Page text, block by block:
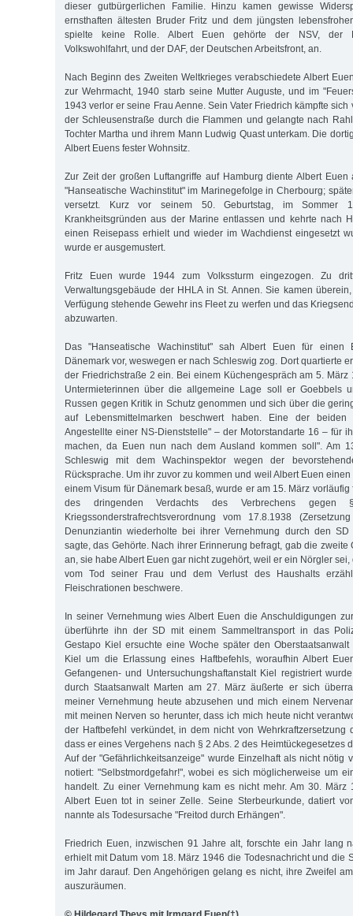
dieser gutbürgerlichen Familie. Hinzu kamen gewisse
ernsthaften ältesten Bruder Fritz und dem jüngsten
spielte keine Rolle. Albert Euen gehörte der NSV, der
Volkswohlfahrt, und der DAF, der Deutschen Arbeitsfront, an.
Nach Beginn des Zweiten Weltkrieges verabschiedete Albert
zur Wehrmacht, 1940 starb seine Mutter Auguste, und im
1943 verlor er seine Frau Aenne. Sein Vater Friedrich kämpfte
der Schleusenstraße durch die Flammen und gelangte nach
Tochter Martha und ihrem Mann Ludwig Quast unterkam. Die
Albert Euens fester Wohnsitz.
Zur Zeit der großen Luftangriffe auf Hamburg diente Albert Euen
"Hanseatische Wachinstitut" im Marinegefolge in Cherbourg;
versetzt. Kurz vor seinem 50. Geburtstag, im Sommer
Krankheitsgründen aus der Marine entlassen und kehrte nach
einen Reisepass erhielt und wieder im Wachdienst eingesetzt
wurde er ausgemustert.
Fritz Euen wurde 1944 zum Volkssturm eingezogen. Zu
Verwaltungsgebäude der HHLA in St. Annen. Sie kamen
Verfügung stehende Gewehr ins Fleet zu werfen und das
abzuwarten.
Das "Hanseatische Wachinstitut" sah Albert Euen für
Dänemark vor, weswegen er nach Schleswig zog. Dort quartierte
der Friedrichstraße 2 ein. Bei einem Küchengespräch am 5. März
Untermieterinnen über die allgemeine Lage soll er Goebbels
Russen gegen Kritik in Schutz genommen und sich über die
auf Lebensmittelmarken beschwert haben. Eine der
Angestellte einer NS-Dienststelle" – der Motorstandarte 16 – für
machen, da Euen nun nach dem Ausland kommen soll". Am
Schleswig mit dem Wachinspektor wegen der
Rücksprache. Um ihr zuvor zu kommen und weil Albert Euen
einem Visum für Dänemark besaß, wurde er am 15. März
des dringenden Verdachts des Verbrechens
Kriegssonderstrafrechtsverordnung vom 17.8.1938
Denunziantin wiederholte bei ihrer Vernehmung durch den
sagte, das Gehörte. Nach ihrer Erinnerung befragt, gab die zweite
an, sie habe Albert Euen gar nicht zugehört, weil er ein Nörgler
vom Tod seiner Frau und dem Verlust des Haushalts
Fleischrationen beschwere.
In seiner Vernehmung wies Albert Euen die Anschuldigungen
überführte ihn der SD mit einem Sammeltransport in das
Gestapo Kiel ersuchte eine Woche später den
Kiel um die Erlassung eines Haftbefehls, woraufhin Albert
Gefangenen- und Untersuchungshaftanstalt Kiel registriert
durch Staatsanwalt Marten am 27. März äußerte er sich
meiner Vernehmung heute abzusehen und mich einem
mit meinen Nerven so herunter, dass ich mich heute nicht
der Haftbefehl verkündet, in dem nicht von Wehr­kraftzersetzung
dass er eines Vergehens nach § 2 Abs. 2 des Heimtückegesetzes
Auf der "Gefährlichkeitsanzeige" wurde Einzelhaft als nicht nötig
notiert: "Selbstmordgefahr!", wobei es sich möglicherweise um
handelt. Zu einer Vernehmung kam es nicht mehr. Am 30. März
Albert Euen tot in seiner Zelle. Seine Sterbeurkunde, datiert
nannte als Todesursache "Freitod durch Erhängen".
Friedrich Euen, inzwischen 91 Jahre alt, forschte ein Jahr lang
erhielt mit Datum vom 18. März 1946 die Todesnachricht und die
im Jahr darauf. Den Angehörigen gelang es nicht, ihre Zweifel
auszuräumen.